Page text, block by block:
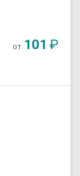
от 101 ₽